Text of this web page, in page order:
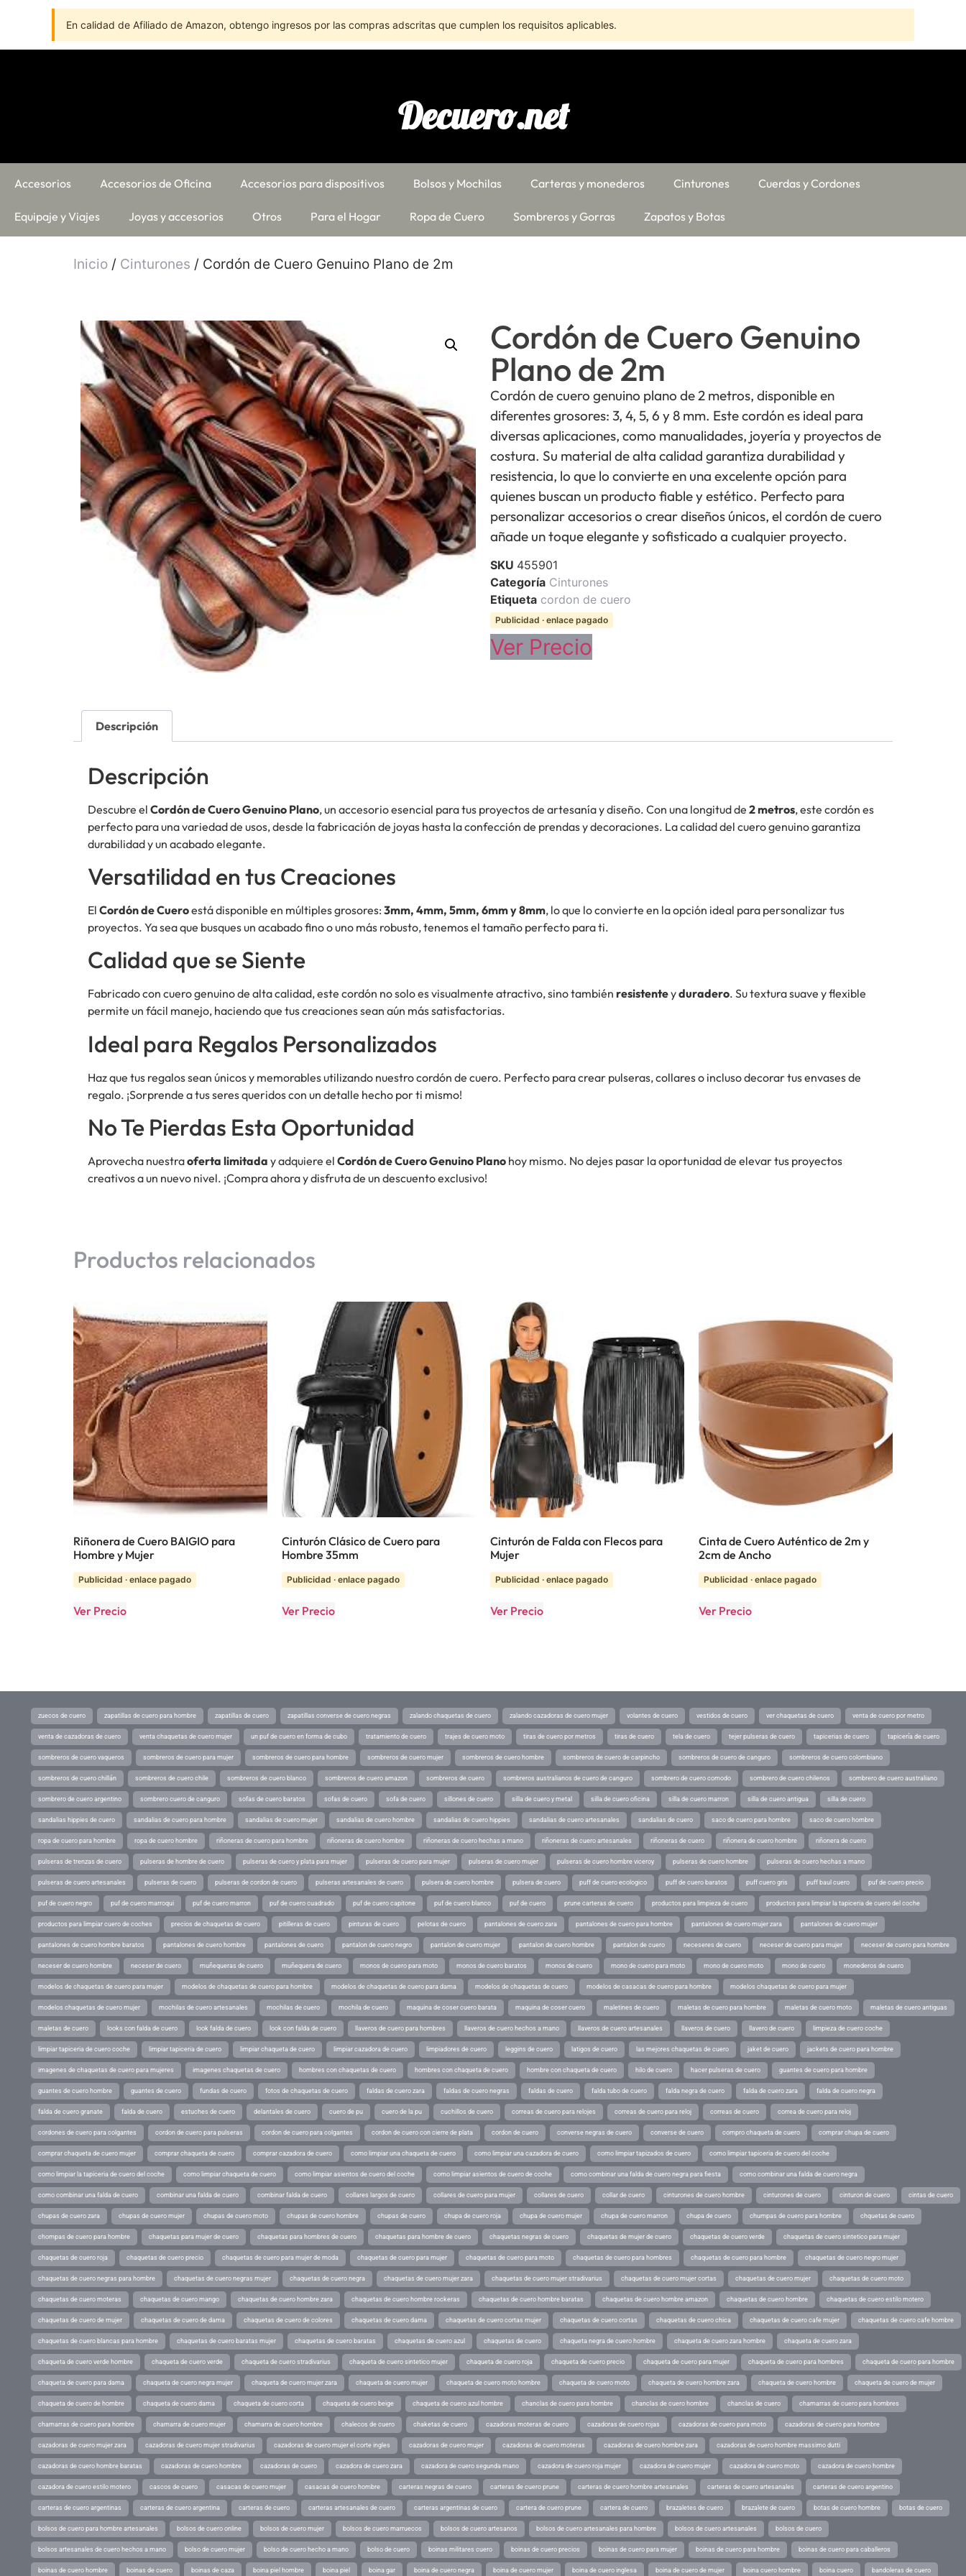
En calidad de Afiliado de Amazon, obtengo ingresos por las compras adscritas que cumplen los requisitos aplicables.
Decuero.net
Accesorios Accesorios de Oficina Accesorios para dispositivos Bolsos y Mochilas Carteras y monederos Cinturones Cuerdas y Cordones
Equipaje y Viajes Joyas y accesorios Otros Para el Hogar Ropa de Cuero Sombreros y Gorras Zapatos y Botas
Inicio / Cinturones / Cordón de Cuero Genuino Plano de 2m
Cordón de Cuero Genuino
Plano de 2m
Cordón de cuero genuino plano de 2 metros, disponible en
diferentes grosores: 3, 4, 5, 6 y 8 mm. Este cordón es ideal para
diversas aplicaciones, como manualidades, joyería y proyectos de
costura. Su material de alta calidad garantiza durabilidad y
resistencia, lo que lo convierte en una excelente opción para
quienes buscan un producto fiable y estético. Perfecto para
personalizar accesorios o crear diseños únicos, el cordón de cuero
añade un toque elegante y sofisticado a cualquier proyecto.
SKU 455901
Categoría Cinturones
Etiqueta cordon de cuero
Publicidad · enlace pagado
Ver Precio
Descripción
Descripción
Descubre el Cordón de Cuero Genuino Plano, un accesorio esencial para tus proyectos de artesanía y diseño. Con una longitud de 2 metros, este cordón es
perfecto para una variedad de usos, desde la fabricación de joyas hasta la confección de prendas y decoraciones. La calidad del cuero genuino garantiza
durabilidad y un acabado elegante.
Versatilidad en tus Creaciones
El Cordón de Cueroestá disponible en múltiples grosores: 3mm, 4mm, 5mm, 6mm y 8mm, lo que lo convierte en la opción ideal para personalizar tus
proyectos. Ya sea que busques un acabado fino o uno más robusto, tenemos el tamaño perfecto para ti.
Calidad que se Siente
Fabricado con cuero genuino de alta calidad, este cordón no solo es visualmente atractivo, sino también resistenteyduradero. Su textura suave y flexible
permite un fácil manejo, haciendo que tus creaciones sean aún más satisfactorias.
Ideal para Regalos Personalizados
Haz que tus regalos sean únicos y memorables utilizando nuestro cordón de cuero. Perfecto para crear pulseras, collares o incluso decorar tus envases de
regalo. ¡Sorprende a tus seres queridos con un detalle hecho por ti mismo!
No Te Pierdas Esta Oportunidad
Aprovecha nuestraoferta limitada y adquiere el Cordón de Cuero Genuino Plano hoy mismo. No dejes pasar la oportunidad de elevar tus proyectos
creativos a un nuevo nivel. ¡Compra ahora y disfruta de un descuento exclusivo!
Productos relacionados
Riñonera de Cuero BAIGIO para
Hombre y Mujer
Publicidad · enlace pagado
Ver Precio
Cinturón Clásico de Cuero para
Hombre 35mm
Publicidad · enlace pagado
Ver Precio
Cinturón de Falda con Flecos para
Mujer
Publicidad · enlace pagado
Ver Precio
Cinta de Cuero Auténtico de 2m y
2cm de Ancho
Publicidad · enlace pagado
Ver Precio
zuecos de cuero zapatillas de cuero para hombre zapatillas de cuero zapatillas converse de cuero negras zalando chaquetas de cuero zalando cazadoras de cuero mujer volantes de cuero vestidos de cuero ver chaquetas de cuero venta de cuero por metro
venta de cazadoras de cuero venta chaquetas de cuero mujer un puf de cuero en forma de cubo tratamiento de cuero trajes de cuero moto tiras de cuero por metros tiras de cuero tela de cuero tejer pulseras de cuero tapicerias de cuero tapicería de cuero
sombreros de cuero vaqueros sombreros de cuero para mujer sombreros de cuero para hombre sombreros de cuero mujer sombreros de cuero hombre sombreros de cuero de carpincho sombreros de cuero de canguro sombreros de cuero colombiano
sombreros de cuero chillán sombreros de cuero chile sombreros de cuero blanco sombreros de cuero amazon sombreros de cuero sombreros australianos de cuero de canguro sombrero de cuero comodo sombrero de cuero chilenos sombrero de cuero australiano
sombrero de cuero argentino sombrero cuero de canguro sofas de cuero baratos sofas de cuero sofa de cuero sillones de cuero silla de cuero y metal silla de cuero oficina silla de cuero marron silla de cuero antigua silla de cuero
sandalias hippies de cuero sandalias de cuero para hombre sandalias de cuero mujer sandalias de cuero hombre sandalias de cuero hippies sandalias de cuero artesanales sandalias de cuero saco de cuero para hombre saco de cuero hombre
ropa de cuero para hombre ropa de cuero hombre riñoneras de cuero para hombre riñoneras de cuero hombre riñoneras de cuero hechas a mano riñoneras de cuero artesanales riñoneras de cuero riñonera de cuero hombre riñonera de cuero
pulseras de trenzas de cuero pulseras de hombre de cuero pulseras de cuero y plata para mujer pulseras de cuero para mujer pulseras de cuero mujer pulseras de cuero hombre viceroy pulseras de cuero hombre pulseras de cuero hechas a mano
pulseras de cuero artesanales pulseras de cuero pulseras de cordon de cuero pulseras artesanales de cuero pulsera de cuero hombre pulsera de cuero puff de cuero ecologico puff de cuero baratos puff cuero gris puff baul cuero puf de cuero precio
puf de cuero negro puf de cuero marroqui puf de cuero marron puf de cuero cuadrado puf de cuero capitone puf de cuero blanco puf de cuero prune carteras de cuero productos para limpieza de cuero productos para limpiar la tapiceria de cuero del coche
productos para limpiar cuero de coches precios de chaquetas de cuero pitilleras de cuero pinturas de cuero pelotas de cuero pantalones de cuero zara pantalones de cuero para hombre pantalones de cuero mujer zara pantalones de cuero mujer
pantalones de cuero hombre baratos pantalones de cuero hombre pantalones de cuero pantalon de cuero negro pantalon de cuero mujer pantalon de cuero hombre pantalon de cuero neceseres de cuero neceser de cuero para mujer neceser de cuero para hombre
neceser de cuero hombre neceser de cuero muñequeras de cuero muñequera de cuero monos de cuero para moto monos de cuero baratos monos de cuero mono de cuero para moto mono de cuero moto mono de cuero monederos de cuero
modelos de chaquetas de cuero para mujer modelos de chaquetas de cuero para hombre modelos de chaquetas de cuero para dama modelos de chaquetas de cuero modelos de casacas de cuero para hombre modelos chaquetas de cuero para mujer
modelos chaquetas de cuero mujer mochilas de cuero artesanales mochilas de cuero mochila de cuero maquina de coser cuero barata maquina de coser cuero maletines de cuero maletas de cuero para hombre maletas de cuero moto maletas de cuero antiguas
maletas de cuero looks con falda de cuero look falda de cuero look con falda de cuero llaveros de cuero para hombres llaveros de cuero hechos a mano llaveros de cuero artesanales llaveros de cuero llavero de cuero limpieza de cuero coche
limpiar tapiceria de cuero coche limpiar tapiceria de cuero limpiar chaqueta de cuero limpiar cazadora de cuero limpiadores de cuero leggins de cuero latigos de cuero las mejores chaquetas de cuero jaket de cuero jackets de cuero para hombre
imagenes de chaquetas de cuero para mujeres imagenes chaquetas de cuero hombres con chaquetas de cuero hombres con chaqueta de cuero hombre con chaqueta de cuero hilo de cuero hacer pulseras de cuero guantes de cuero para hombre
guantes de cuero hombre guantes de cuero fundas de cuero fotos de chaquetas de cuero faldas de cuero zara faldas de cuero negras faldas de cuero falda tubo de cuero falda negra de cuero falda de cuero zara falda de cuero negra
falda de cuero granate falda de cuero estuches de cuero delantales de cuero cuero de pu cuero de la pu cuchillos de cuero correas de cuero para relojes correas de cuero para reloj correas de cuero correa de cuero para reloj
cordones de cuero para colgantes cordon de cuero para pulseras cordon de cuero para colgantes cordon de cuero con cierre de plata cordon de cuero converse negras de cuero converse de cuero compro chaqueta de cuero comprar chupa de cuero
comprar chaqueta de cuero mujer comprar chaqueta de cuero comprar cazadora de cuero como limpiar una chaqueta de cuero como limpiar una cazadora de cuero como limpiar tapizados de cuero como limpiar tapiceria de cuero del coche
como limpiar la tapiceria de cuero del coche como limpiar chaqueta de cuero como limpiar asientos de cuero del coche como limpiar asientos de cuero de coche como combinar una falda de cuero negra para fiesta como combinar una falda de cuero negra
como combinar una falda de cuero combinar una falda de cuero combinar falda de cuero collares largos de cuero collares de cuero para mujer collares de cuero collar de cuero cinturones de cuero hombre cinturones de cuero cinturon de cuero cintas de cuero
chupas de cuero zara chupas de cuero mujer chupas de cuero moto chupas de cuero hombre chupas de cuero chupa de cuero roja chupa de cuero mujer chupa de cuero marron chupa de cuero chumpas de cuero para hombre chquetas de cuero
chompas de cuero para hombre chaquetas para mujer de cuero chaquetas para hombres de cuero chaquetas para hombre de cuero chaquetas negras de cuero chaquetas de mujer de cuero chaquetas de cuero verde chaquetas de cuero sintetico para mujer
chaquetas de cuero roja chaquetas de cuero precio chaquetas de cuero para mujer de moda chaquetas de cuero para mujer chaquetas de cuero para moto chaquetas de cuero para hombres chaquetas de cuero para hombre chaquetas de cuero negro mujer
chaquetas de cuero negras para hombre chaquetas de cuero negras mujer chaquetas de cuero negra chaquetas de cuero mujer zara chaquetas de cuero mujer stradivarius chaquetas de cuero mujer cortas chaquetas de cuero mujer chaquetas de cuero moto
chaquetas de cuero moteras chaquetas de cuero mango chaquetas de cuero hombre zara chaquetas de cuero hombre rockeras chaquetas de cuero hombre baratas chaquetas de cuero hombre amazon chaquetas de cuero hombre chaquetas de cuero estilo motero
chaquetas de cuero de mujer chaquetas de cuero de dama chaquetas de cuero de colores chaquetas de cuero dama chaquetas de cuero cortas mujer chaquetas de cuero cortas chaquetas de cuero chica chaquetas de cuero cafe mujer chaquetas de cuero cafe hombre
chaquetas de cuero blancas para hombre chaquetas de cuero baratas mujer chaquetas de cuero baratas chaquetas de cuero azul chaquetas de cuero chaqueta negra de cuero hombre chaqueta de cuero zara hombre chaqueta de cuero zara
chaqueta de cuero verde hombre chaqueta de cuero verde chaqueta de cuero stradivarius chaqueta de cuero sintetico mujer chaqueta de cuero roja chaqueta de cuero precio chaqueta de cuero para mujer chaqueta de cuero para hombres chaqueta de cuero para hombre
chaqueta de cuero para dama chaqueta de cuero negra mujer chaqueta de cuero mujer zara chaqueta de cuero mujer chaqueta de cuero moto hombre chaqueta de cuero moto chaqueta de cuero hombre zara chaqueta de cuero hombre chaqueta de cuero de mujer
chaqueta de cuero de hombre chaqueta de cuero dama chaqueta de cuero corta chaqueta de cuero beige chaqueta de cuero azul hombre chanclas de cuero para hombre chanclas de cuero hombre chanclas de cuero chamarras de cuero para hombres
chamarras de cuero para hombre chamarra de cuero mujer chamarra de cuero hombre chalecos de cuero chaketas de cuero cazadoras moteras de cuero cazadoras de cuero rojas cazadoras de cuero para moto cazadoras de cuero para hombre
cazadoras de cuero mujer zara cazadoras de cuero mujer stradivarius cazadoras de cuero mujer el corte ingles cazadoras de cuero mujer cazadoras de cuero moteras cazadoras de cuero hombre zara cazadoras de cuero hombre massimo dutti
cazadoras de cuero hombre baratas cazadoras de cuero hombre cazadoras de cuero cazadora de cuero zara cazadora de cuero segunda mano cazadora de cuero roja mujer cazadora de cuero mujer cazadora de cuero moto cazadora de cuero hombre
cazadora de cuero estilo motero cascos de cuero casacas de cuero mujer casacas de cuero hombre carteras negras de cuero carteras de cuero prune carteras de cuero hombre artesanales carteras de cuero artesanales carteras de cuero argentino
carteras de cuero argentinas carteras de cuero argentina carteras de cuero carteras artesanales de cuero carteras argentinas de cuero cartera de cuero prune cartera de cuero brazaletes de cuero brazalete de cuero botas de cuero hombre botas de cuero
bolsos de cuero para hombre artesanales bolsos de cuero online bolsos de cuero mujer bolsos de cuero marruecos bolsos de cuero artesanos bolsos de cuero artesanales para hombre bolsos de cuero artesanales bolsos de cuero
bolsos artesanales de cuero hechos a mano bolso de cuero mujer bolso de cuero hecho a mano bolso de cuero boinas militares cuero boinas de cuero precios boinas de cuero para mujer boinas de cuero para hombre boinas de cuero para caballeros
boinas de cuero hombre boinas de cuero boinas de caza boina piel hombre boina piel boina gar boina de cuero negra boina de cuero mujer boina de cuero inglesa boina de cuero de mujer boina cuero hombre boina cuero bandoleras de cuero